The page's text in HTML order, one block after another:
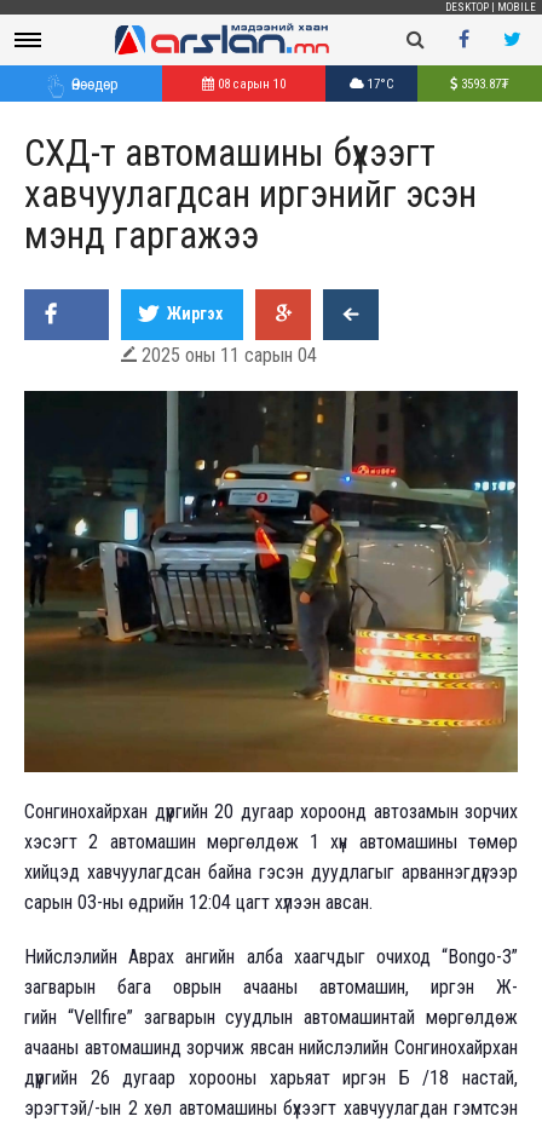
DESKTOP MOBILE
Өнөөдөр 08 сарын 10 17°C 3593.87₮
СХД-т автомашины бүхээгт
хавчуулагдсан иргэнийг эсэн
мэнд гаргажээ
Жиргэх
 2025 оны 11 сарын 04
Сонгинохайрхан дүүргийн 20 дугаар хороонд автозамын зорчих
хэсэгт 2 автомашин мөргөлдөж 1 хүн автомашины төмөр
хийцэд хавчуулагдсан байна гэсэн дуудлагыг арваннэгдүгээр
сарын 03-ны өдрийн 12:04 цагт хүлээн авсан.
Нийслэлийн Аврах ангийн алба хаагчдыг очиход “Bongo-3”
загварын бага оврын ачааны автомашин, иргэн Ж-
гийн “Vellfire” загварын суудлын автомашинтай мөргөлдөж
ачааны автомашинд зорчиж явсан нийслэлийн Сонгинохайрхан
дүүргийн 26 дугаар хорооны харьяат иргэн Б /18 настай,
эрэгтэй/-ын 2 хөл автомашины бүхээгт хавчуулагдан гэмтсэн